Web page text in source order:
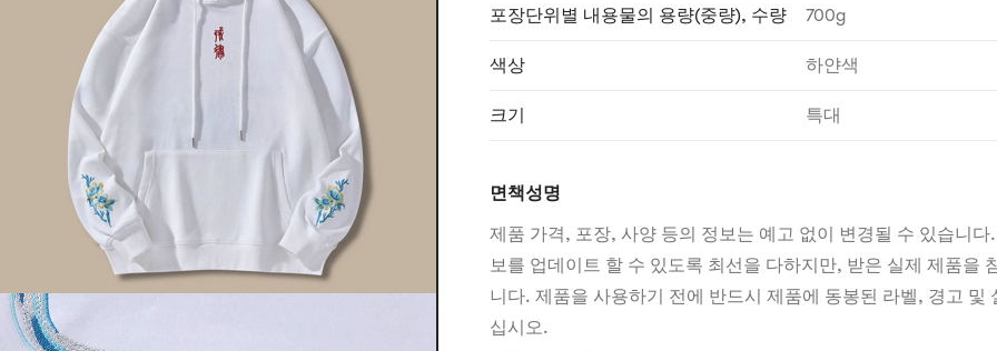
포장단위별 내용물의 용량(중량), 수량 700g
색상 하얀색
크기 특대
면책성명
제품 가격, 포장, 사양 등의 정보는 예고 없이 변경될 수 있습니다
보를 업데이트 할 수 있도록 최선을 다하지만, 받은 실제 제품을
니다. 제품을 사용하기 전에 반드시 제품에 동봉된 라벨, 경고 및
십시오.